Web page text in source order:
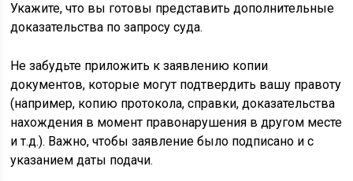
Укажите, что вы готовы представить дополнительные
доказательства по запросу суда.
Не забудьте приложить к заявлению копии
документов, которые могут подтвердить вашу правоту
(например, копию протокола, справки, доказательства
нахождения в момент правонарушения в другом месте
и т.д.). Важно, чтобы заявление было подписано и с
указанием даты подачи.